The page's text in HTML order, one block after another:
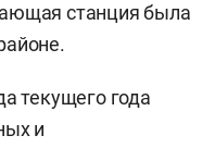
станция была
текущего года
и